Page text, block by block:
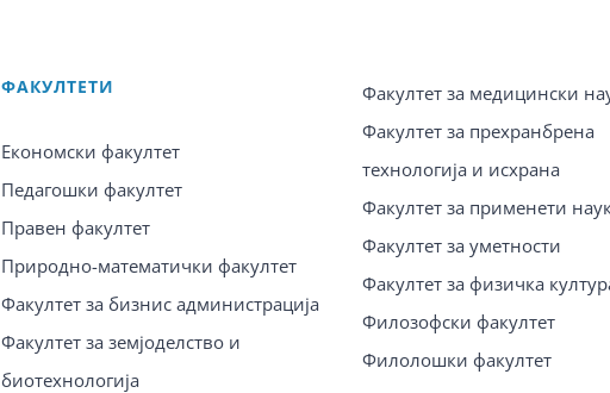
ФАКУЛТЕТИ
Економски факултет
Педагошки факултет
Правен факултет
Природно-математички факултет
Факултет за бизнис администрација
Факултет за земјоделство и
биотехнологија
Факултет за медицински
Факултет за прехранбрена
технологија и исхрана
Факултет за применети
Факултет за уметности
Факултет за физичка
Филозофски факултет
Филолошки факултет